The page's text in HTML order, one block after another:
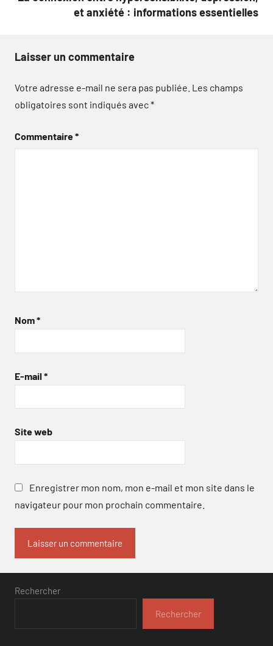
et anxiété : informations essentielles
Laisser un commentaire
Votre adresse e-mail ne sera pas publiée. Les champs
obligatoires sont indiqués avec*
Commentaire*
Nom*
E-mail *
Site web
Enregistrer mon nom, mon e-mail et mon site dans le
navigateur pour mon prochain commentaire.
Rechercher
Rechercher